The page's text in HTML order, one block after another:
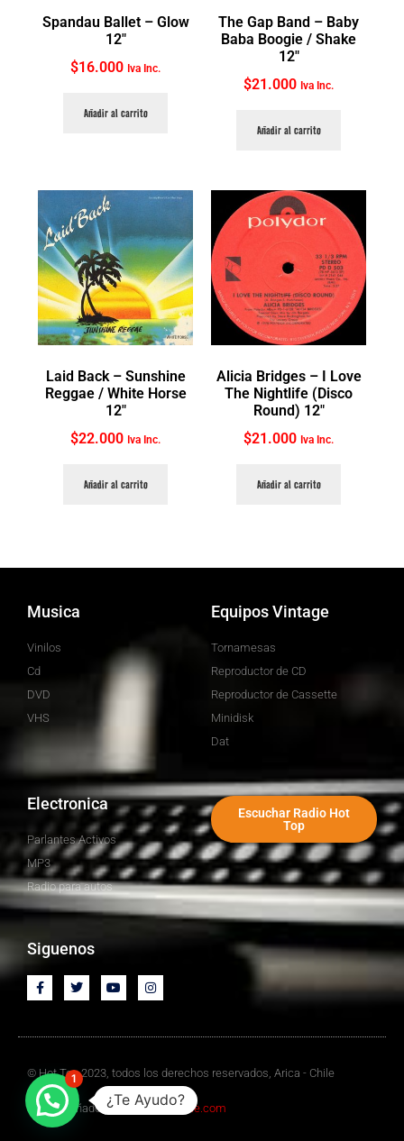
Spandau Ballet ‎– Glow
12″
$16.000 Iva Inc.
Añadir al carrito
The Gap Band ‎– Baby
Baba Boogie / Shake
12″
$21.000 Iva Inc.
Añadir al carrito
Laid Back ‎– Sunshine
Reggae / White Horse
12″
$22.000 Iva Inc.
Añadir al carrito
Alicia Bridges ‎– I Love
The Nightlife (Disco
Round) 12″
$21.000 Iva Inc.
Añadir al carrito
Musica
Vinilos
Cd
DVD
VHS
Equipos Vintage
Tornamesas
Reproductor de CD
Reproductor de Cassette
Minidisk
Dat
Electronica
Parlantes Activos
MP3
Radio para autos
Escuchar Radio Hot
Top
Siguenos
© Hot Top 2023, todos los derechos reservados, Arica - Chile
Sitio Diseñado por Mediawebchile.com
¿Te Ayudo?
1